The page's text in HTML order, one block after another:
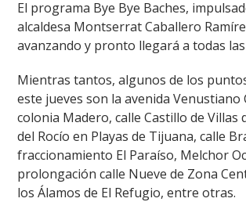
El programa Bye Bye Baches,
alcaldesa Montserrat Caballero
avanzando y pronto llegará a todas
Mientras tantos, algunos de los
este jueves son la avenida Venustiano
colonia Madero, calle Castillo de Villas
del Rocío en Playas de Tijuana, calle
fraccionamiento El Paraíso, Melchor
prolongación calle Nueve de Zona
los Álamos de El Refugio, entre otras.